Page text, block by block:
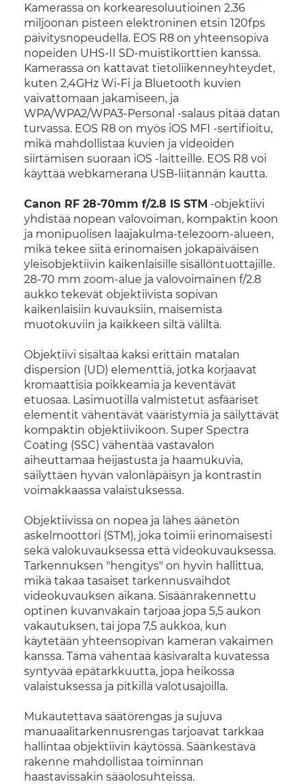
Kamerassa on korkearesoluutioinen 2.36
miljoonan pisteen elektroninen etsin 120fps
päivitysnopeudella. EOS R8 on yhteensopiva
nopeiden UHS-II SD-muistikorttien kanssa.
Kamerassa on kattavat tietoliikenneyhteydet,
kuten 2,4GHz Wi-Fi ja Bluetooth kuvien
vaivattomaan jakamiseen, ja
WPA/WPA2/WPA3-Personal -salaus pitää datan
turvassa. EOS R8 on myös iOS MFI -sertifioitu,
mikä mahdollistaa kuvien ja videoiden
siirtämisen suoraan iOS -laitteille. EOS R8 voi
käyttää webkamerana USB-liitännän kautta.
Canon RF 28-70mm f/2.8 IS STM -objektiivi
yhdistää nopean valovoiman, kompaktin koon
ja monipuolisen laajakulma-telezoom-alueen,
mikä tekee siitä erinomaisen jokapäiväisen
yleisobjektiivin kaikenlaisille sisällöntuottajille.
28-70 mm zoom-alue ja valovoimainen f/2.8
aukko tekevät objektiivista sopivan
kaikenlaisiin kuvauksiin, maisemista
muotokuviin ja kaikkeen siltä väliltä.
Objektiivi sisältää kaksi erittäin matalan
dispersion (UD) elementtiä, jotka korjaavat
kromaattisia poikkeamia ja keventävät
etuosaa. Lasimuotilla valmistetut asfääriset
elementit vähentävät vääristymiä ja säilyttävät
kompaktin objektiivikoon. Super Spectra
Coating (SSC) vähentää vastavalon
aiheuttamaa heijastusta ja haamukuvia,
säilyttäen hyvän valonläpäisyn ja kontrastin
voimakkaassa valaistuksessa.
Objektiivissa on nopea ja lähes äänetön
askelmoottori (STM), joka toimii erinomaisesti
sekä valokuvauksessa että videokuvauksessa.
Tarkennuksen "hengitys" on hyvin hallittua,
mikä takaa tasaiset tarkennusvaihdot
videokuvauksen aikana. Sisäänrakennettu
optinen kuvanvakain tarjoaa jopa 5,5 aukon
vakautuksen, tai jopa 7,5 aukkoa, kun
käytetään yhteensopivan kameran vakaimen
kanssa. Tämä vähentää käsivaralta kuvatessa
syntyvää epätarkkuutta, jopa heikossa
valaistuksessa ja pitkillä valotusajoilla.
Mukautettava säätörengas ja sujuva
manuaalitarkennusrengas tarjoavat tarkkaa
hallintaa objektiivin käytössä. Säänkestävä
rakenne mahdollistaa toiminnan
haastavissakin sääolosuhteissa.